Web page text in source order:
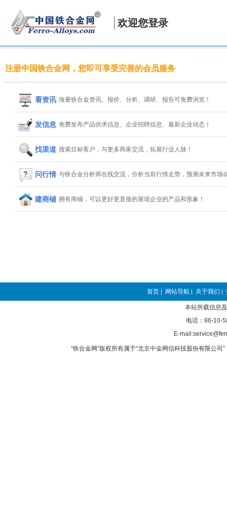
欢迎您登录
注册中国铁合金网，您即可享受完善的会员服务
看资讯 海量铁合金资讯、报价、分析、调研、报告可免费浏览！
发信息 免费发布产品供求信息、企业招聘信息、最新企业动态！
找渠道 搜索目标客户，与更多商家交流，拓展行业人脉！
问行情 与铁合金分析师在线交流，分析当前行情走势，预测未来市场
建商铺 拥有商铺，可以更好更直接的展现企业的产品和形象！
首页 | 网站导航 | 关于我们 |
本站所载信息
电话：86-10-
E-
“铁合金网”版权所有属于“北京中金网信科技股份有限公司